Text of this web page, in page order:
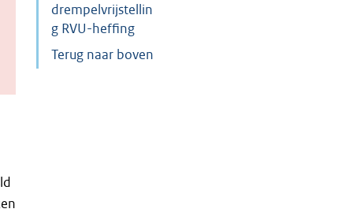
drempelvrijstellin
g RVU-heffing
Terug naar boven